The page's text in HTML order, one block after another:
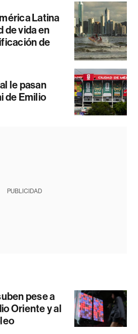
Latina
de vida en
de
le pasan
de Emilio
PUBLICIDAD
pese a
Oriente y al